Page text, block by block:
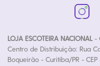
LOJA ESCOTEIRA NACIONAL-
Centro de Distribuição: Rua
Boqueirão - Curitiba/PR - CEP